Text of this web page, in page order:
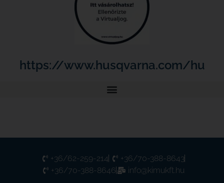
https://www.husqvarna.com/hu
+36/62-259-214
+36/70-388-8643
+36/70-388-8646
info@kimukft.hu